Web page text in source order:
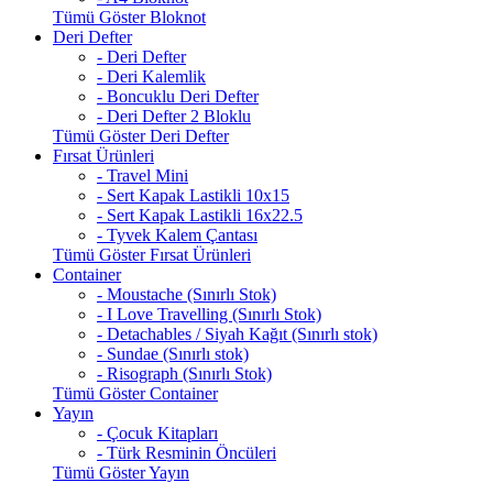
Tümü Göster Bloknot
Deri Defter
- Deri Defter
- Deri Kalemlik
- Boncuklu Deri Defter
- Deri Defter 2 Bloklu
Tümü Göster Deri Defter
Fırsat Ürünleri
- Travel Mini
- Sert Kapak Lastikli 10x15
- Sert Kapak Lastikli 16x22.5
- Tyvek Kalem Çantası
Tümü Göster Fırsat Ürünleri
Container
- Moustache (Sınırlı Stok)
- I Love Travelling (Sınırlı Stok)
- Detachables / Siyah Kağıt (Sınırlı stok)
- Sundae (Sınırlı stok)
- Risograph (Sınırlı Stok)
Tümü Göster Container
Yayın
- Çocuk Kitapları
- Türk Resminin Öncüleri
Tümü Göster Yayın